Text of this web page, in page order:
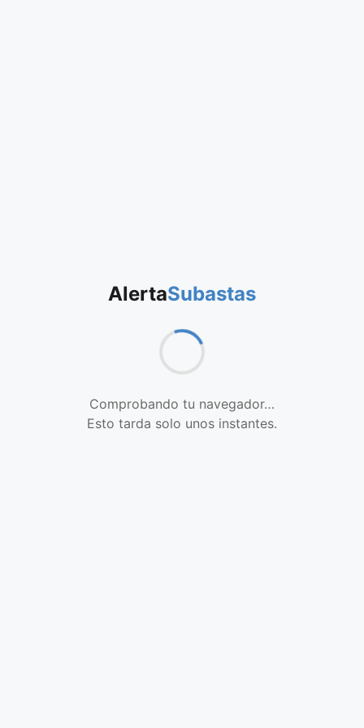
AlertaSubastas
Comprobando tu navegador…
Esto tarda solo unos instantes.